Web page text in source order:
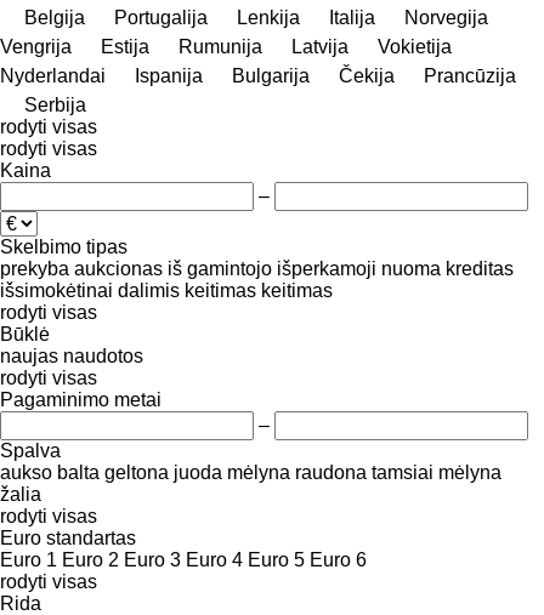
Belgija
Portugalija Lenkija Italija
Norvegija
Vengrija
Estija Rumunija Latvija
Vokietija
Nyderlandai
Ispanija Bulgarija Čekija
Prancūzija
Serbija
rodyti visas
rodyti visas
Kaina
–
Skelbimo tipas
prekyba aukcionas iš gamintojo išperkamoji nuoma kreditas
išsimokėtinai dalimis keitimas keitimas
rodyti visas
Būklė
naujas naudotos
rodyti visas
Pagaminimo metai
–
Spalva
aukso balta geltona juoda mėlyna raudona tamsiai mėlyna
žalia
rodyti visas
Euro standartas
Euro 1 Euro 2 Euro 3 Euro 4 Euro 5 Euro 6
rodyti visas
Rida